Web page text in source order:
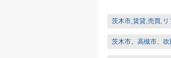
茨木市,賃貸,売買,
茨木市、高槻市、